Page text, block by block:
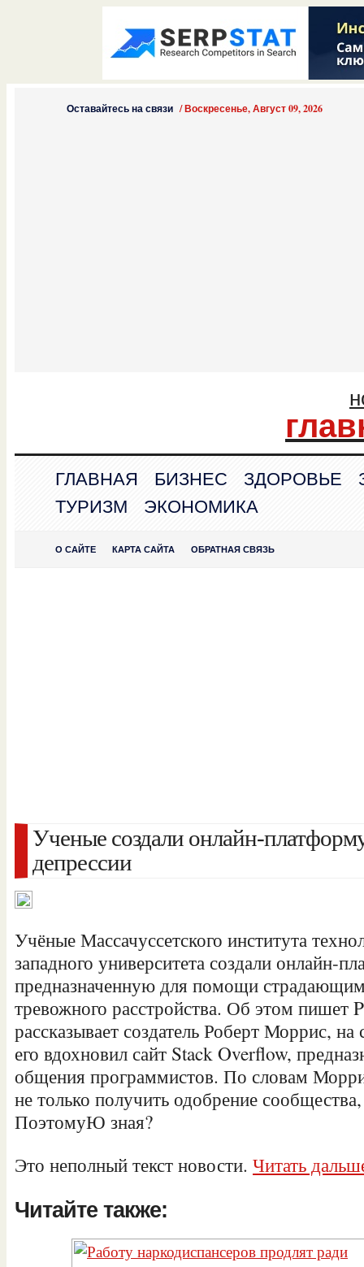
Оставайтесь на связи /Воскресенье, Август 09, 2026
ГЛАВНАЯ БИЗНЕС ЗДОРОВЬЕ
ТУРИЗМ
ЭКОНОМИКА
О САЙТЕ КАРТА САЙТА ОБРАТНАЯ СВЯЗЬ
Ученые создали онлайн-
депрессии
Учёные Массачуссетского института
западного университета создали онлайн-
предназначенную для помощи
тревожного расстройства. Об этом пишет
рассказывает создатель Роберт Моррис, на
его вдохновил сайт Stack Overflow,
общения программистов. По словам
не только получить одобрение
ПоэтомуЮ зная?
Это неполный текст новости. Читать
Читайте также: